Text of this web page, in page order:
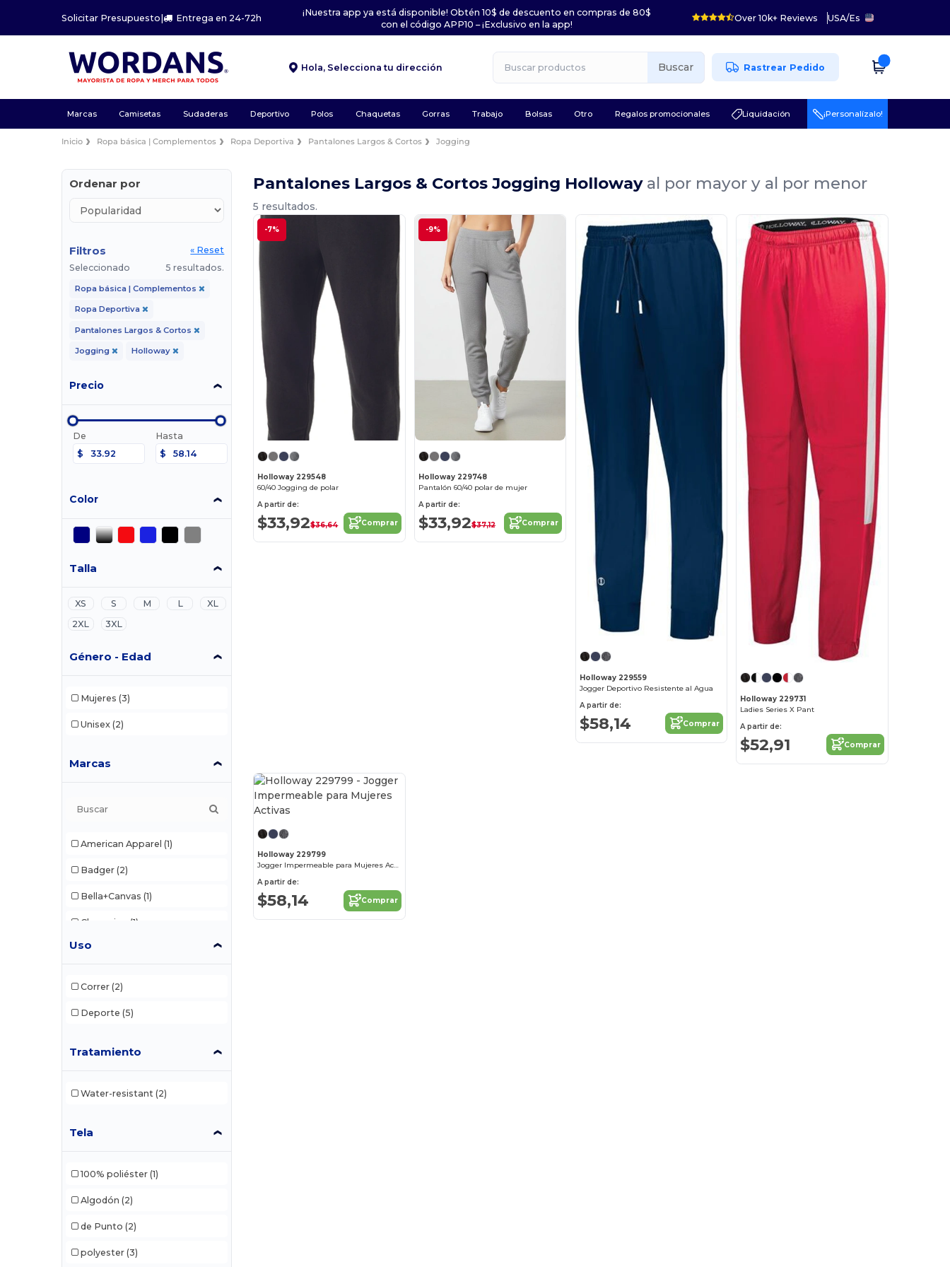
Solicitar Presupuesto| Entrega en 24-72h
¡Nuestra app ya está disponible! Obtén 10$ de descuento en compras de 80$
con el código APP10 – ¡Exclusivo en la app!
Over 10k+ Reviews USA/Es
Hola, Selecciona tu dirección Buscar Rastrear Pedido
Marcas Camisetas Sudaderas Deportivo Polos Chaquetas Gorras Trabajo Bolsas Otro Regalos promocionales Liquidación ¡Personalízalo!
Inicio Ropa básica | Complementos Ropa Deportiva Pantalones Largos & Cortos Jogging
Ordenar por
Filtros
« Reset
Seleccionado
5 resultados.
Ropa básica | Complementos
Ropa Deportiva
Pantalones Largos & Cortos
Jogging Holloway
Precio
De
$
Hasta
$
Color
Talla
XS S M L
XL
2XL
3XL
Género - Edad
Mujeres (3)
Unisex (2)
Marcas
American Apparel (1)
Badger (2)
Bella+Canvas (1)
Champion (1)
Comfort Colors
Russell (3)
TriDri
Uso
Correr (2)
Deporte (5)
Tratamiento
Water-resistant (2)
Tela
100% poliéster (1)
Algodón (2)
de Punto (2)
polyester (3)
Pantalones Largos & Cortos Jogging Holloway al por mayor y al por menor
5 resultados.
-7%
Holloway 229548
60/40 Jogging de polar
A partir de:
$33,92$36,64 Comprar
-9%
Holloway 229748
Pantalón 60/40 polar de mujer
A partir de:
$33,92$37,12 Comprar
Holloway 229559
Jogger Deportivo Resistente al Agua
A partir de:
$58,14 Comprar
Holloway 229731
Ladies Series X Pant
A partir de:
$52,91 Comprar
Holloway 229799
Jogger Impermeable para Mujeres Activas
A partir de:
$58,14 Comprar